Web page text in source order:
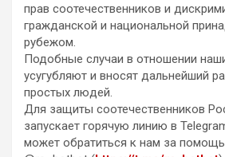
прав соотечественников и
гражданской и национальной
рубежом.
Подобные случаи в отношении
усугубляют и вносят дальнейший
простых людей.
Для защиты соотечественников
запускает горячую линию в
может обратиться к нам за